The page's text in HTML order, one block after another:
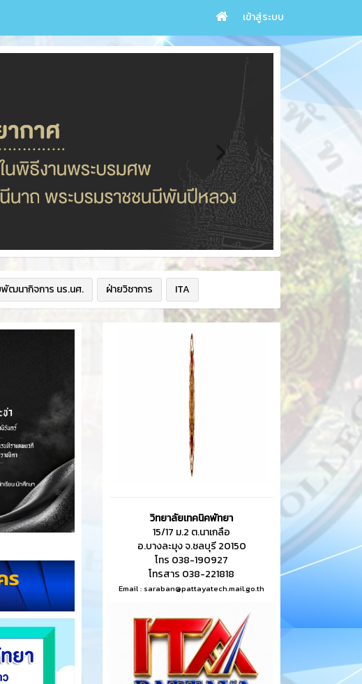
เข้าสู่ระบบ
ฒนากิจการ นร.นศ. ฝ่ายวิชาการ ITA
วิทยาลัยเทคนิคพัทยา
15/17 ม.2 ต.นาเกลือ
อ.บางละมุง จ.ชลบุรี 20150
โทร 038-190927
โทรสาร 038-221818
Email : saraban@pattayatech.mail.go.th